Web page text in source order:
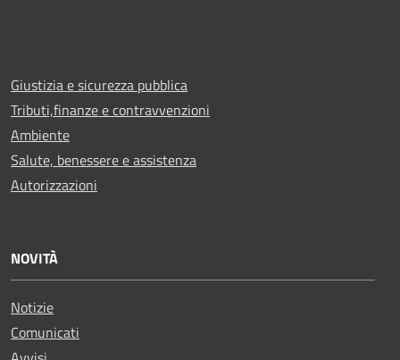
Giustizia e sicurezza pubblica
Tributi,finanze e contravvenzioni
Ambiente
Salute, benessere e assistenza
Autorizzazioni
NOVITÀ
Notizie
Comunicati